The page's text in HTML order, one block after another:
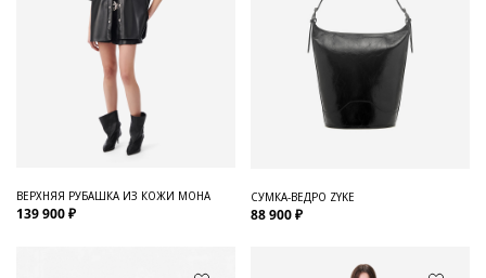
ВЕРХНЯЯ РУБАШКА ИЗ КОЖИ MOHA
139 900 ₽
СУМКА-ВЕДРО ZYKE
88 900 ₽